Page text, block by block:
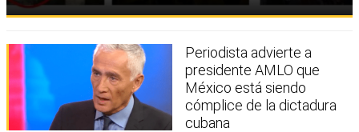
Periodista advierte a
presidente AMLO que
México está siendo
cómplice de la dictadura
cubana